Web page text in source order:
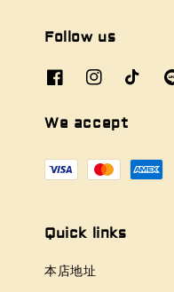
Follow us
We accept
Quick links
本店地址